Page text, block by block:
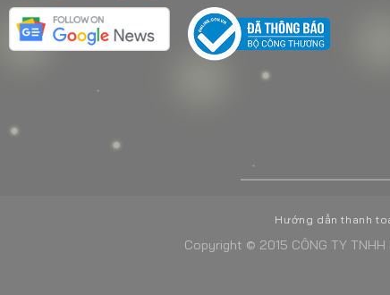
Hướng dẫn thanh
Copyright © 2015 CÔNG TY